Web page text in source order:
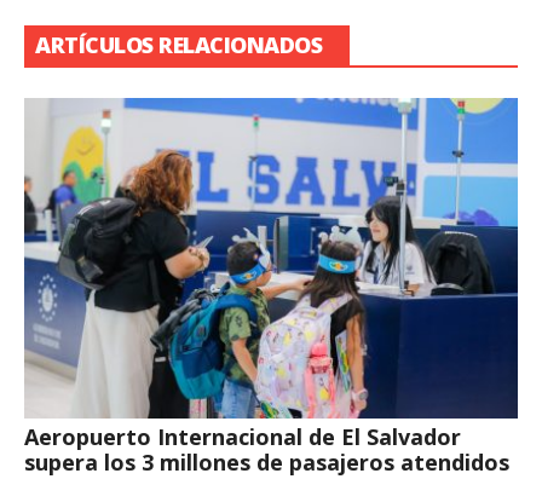
ARTÍCULOS RELACIONADOS
Aeropuerto Internacional de El Salvador
supera los 3 millones de pasajeros atendidos